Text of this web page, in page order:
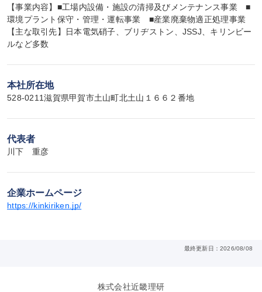
【事業内容】■工場内設備・施設の清掃及びメンテナンス事業　■
環境プラント保守・管理・運転事業　■産業廃棄物適正処理事業
【主な取引先】日本電気硝子、ブリヂストン、JSSJ、キリンビー
ルなど多数
本社所在地
528-0211滋賀県甲賀市土山町北土山１６６２番地
代表者
川下　重彦
企業ホームページ
https://kinkiriken.jp/
最終更新日：2026/08/08
株式会社近畿理研